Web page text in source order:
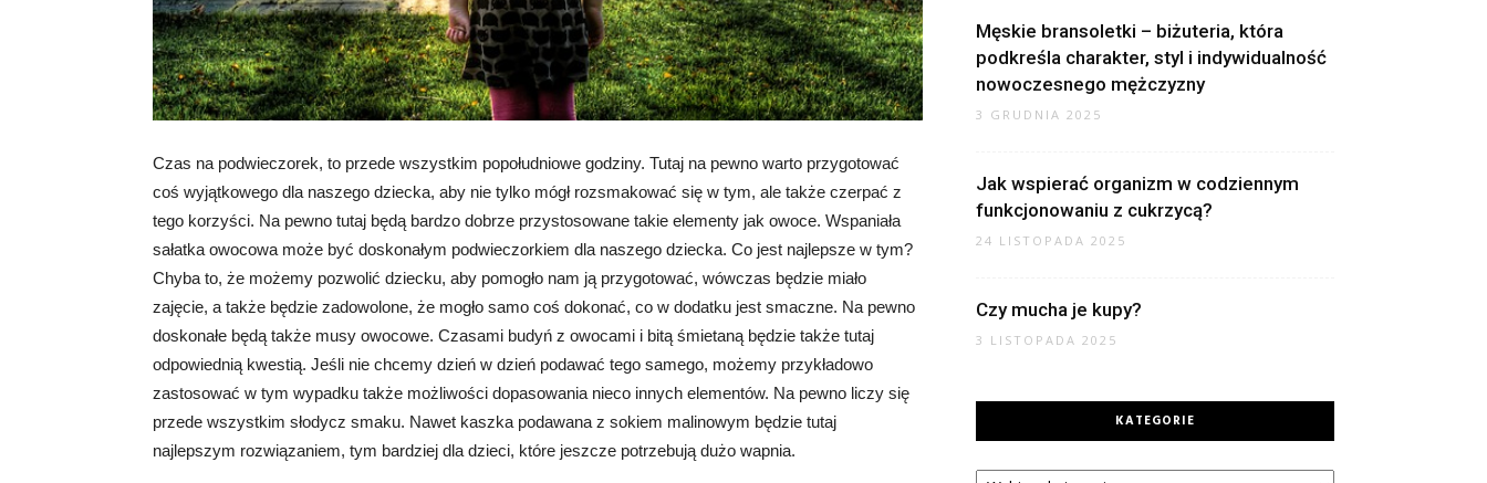
Czas na podwieczorek, to przede wszystkim popołudniowe godziny. Tutaj na pewno warto przygotować
coś wyjątkowego dla naszego dziecka, aby nie tylko mógł rozsmakować się w tym, ale także czerpać z
tego korzyści. Na pewno tutaj będą bardzo dobrze przystosowane takie elementy jak owoce. Wspaniała
sałatka owocowa może być doskonałym podwieczorkiem dla naszego dziecka. Co jest najlepsze w tym?
Chyba to, że możemy pozwolić dziecku, aby pomogło nam ją przygotować, wówczas będzie miało
zajęcie, a także będzie zadowolone, że mogło samo coś dokonać, co w dodatku jest smaczne. Na pewno
doskonałe będą także musy owocowe. Czasami budyń z owocami i bitą śmietaną będzie także tutaj
odpowiednią kwestią. Jeśli nie chcemy dzień w dzień podawać tego samego, możemy przykładowo
zastosować w tym wypadku także możliwości dopasowania nieco innych elementów. Na pewno liczy się
przede wszystkim słodycz smaku. Nawet kaszka podawana z sokiem malinowym będzie tutaj
najlepszym rozwiązaniem, tym bardziej dla dzieci, które jeszcze potrzebują dużo wapnia.
Męskie bransoletki – biżuteria, która
podkreśla charakter, styl i indywidualność
nowoczesnego mężczyzny
3 GRUDNIA 2025
Jak wspierać organizm w codziennym
funkcjonowaniu z cukrzycą?
24 LISTOPADA 2025
Czy mucha je kupy?
3 LISTOPADA 2025
KATEGORIE
Kategorie